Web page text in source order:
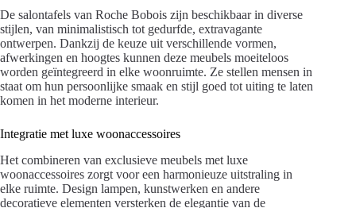
De salontafels van Roche Bobois zijn beschikbaar in diverse
stijlen, van minimalistisch tot gedurfde, extravagante
ontwerpen. Dankzij de keuze uit verschillende vormen,
afwerkingen en hoogtes kunnen deze meubels moeiteloos
worden geïntegreerd in elke woonruimte. Ze stellen mensen in
staat om hun persoonlijke smaak en stijl goed tot uiting te laten
komen in het moderne interieur.
Integratie met luxe woonaccessoires
Het combineren van exclusieve meubels met luxe
woonaccessoires zorgt voor een harmonieuze uitstraling in
elke ruimte. Design lampen, kunstwerken en andere
decoratieve elementen versterken de elegantie van de